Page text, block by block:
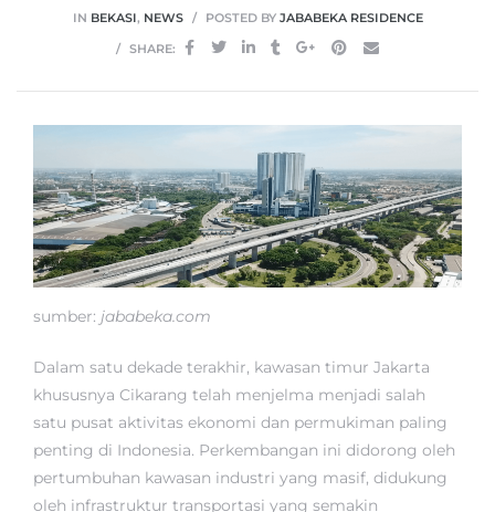
IN BEKASI, NEWS POSTED BY JABABEKA RESIDENCE
SHARE:
sumber: jababeka.com
Dalam satu dekade terakhir, kawasan timur Jakarta
khususnya Cikarang telah menjelma menjadi salah
satu pusat aktivitas ekonomi dan permukiman paling
penting di Indonesia. Perkembangan ini didorong oleh
pertumbuhan kawasan industri yang masif, didukung
oleh infrastruktur transportasi yang semakin